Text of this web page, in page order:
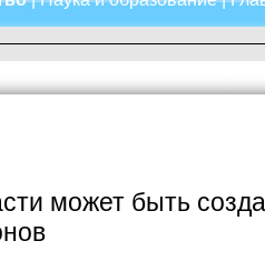
может быть